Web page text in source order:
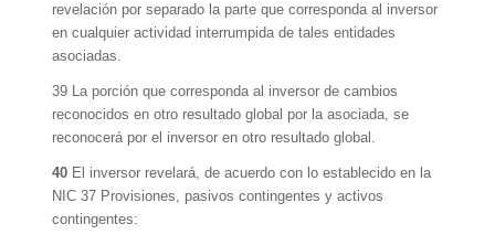
revelación por separado la parte que corresponda al inversor
en cualquier actividad interrumpida de tales entidades
asociadas.
39 La porción que corresponda al inversor de cambios
reconocidos en otro resultado global por la asociada, se
reconocerá por el inversor en otro resultado global.
40 El inversor revelará, de acuerdo con lo establecido en la
NIC 37 Provisiones, pasivos contingentes y activos
contingentes: